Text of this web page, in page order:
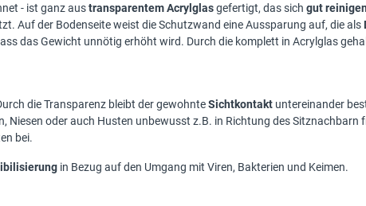
- ist ganz austransparentem Acrylglasgefertigt, das sich gut reinigen
Auf der Bodenseite weist die Schutzwand eine Aussparung auf, die als
das Gewicht unnötig erhöht wird. Durch die komplett in Acrylglas
die Transparenz bleibt der gewohnteSichtkontakt untereinander
Niesen oder auch Husten unbewusst z.B. in Richtung des Sitznachbarn
bei.
in Bezug auf den Umgang mit Viren, Bakterien und Keimen.